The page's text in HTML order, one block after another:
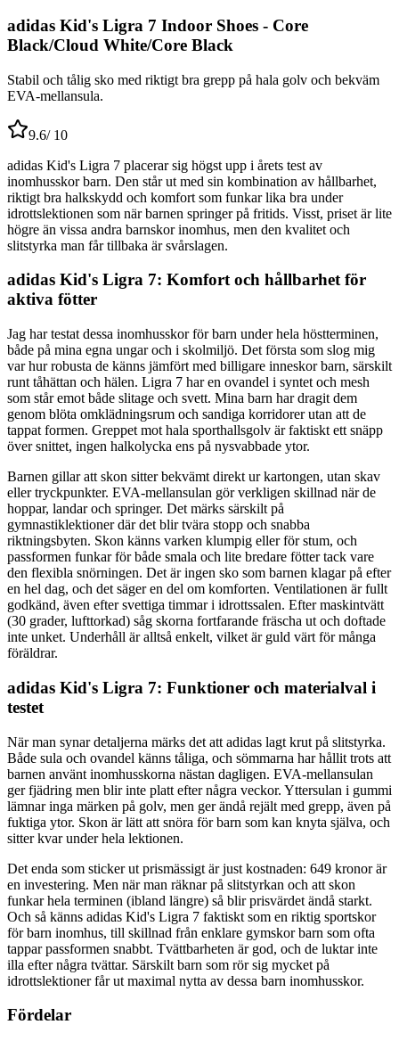
adidas Kid's Ligra 7 Indoor Shoes - Core
Black/Cloud White/Core Black
Stabil och tålig sko med riktigt bra grepp på hala golv och bekväm
EVA-mellansula.
9.6/ 10
adidas Kid's Ligra 7 placerar sig högst upp i årets test av
inomhusskor barn. Den står ut med sin kombination av hållbarhet,
riktigt bra halkskydd och komfort som funkar lika bra under
idrottslektionen som när barnen springer på fritids. Visst, priset är lite
högre än vissa andra barnskor inomhus, men den kvalitet och
slitstyrka man får tillbaka är svårslagen.
adidas Kid's Ligra 7: Komfort och hållbarhet för
aktiva fötter
Jag har testat dessa inomhusskor för barn under hela höstterminen,
både på mina egna ungar och i skolmiljö. Det första som slog mig
var hur robusta de känns jämfört med billigare inneskor barn, särskilt
runt tåhättan och hälen. Ligra 7 har en ovandel i syntet och mesh
som står emot både slitage och svett. Mina barn har dragit dem
genom blöta omklädningsrum och sandiga korridorer utan att de
tappat formen. Greppet mot hala sporthallsgolv är faktiskt ett snäpp
över snittet, ingen halkolycka ens på nysvabbade ytor.
Barnen gillar att skon sitter bekvämt direkt ur kartongen, utan skav
eller tryckpunkter. EVA-mellansulan gör verkligen skillnad när de
hoppar, landar och springer. Det märks särskilt på
gymnastiklektioner där det blir tvära stopp och snabba
riktningsbyten. Skon känns varken klumpig eller för stum, och
passformen funkar för både smala och lite bredare fötter tack vare
den flexibla snörningen. Det är ingen sko som barnen klagar på efter
en hel dag, och det säger en del om komforten. Ventilationen är fullt
godkänd, även efter svettiga timmar i idrottssalen. Efter maskintvätt
(30 grader, lufttorkad) såg skorna fortfarande fräscha ut och doftade
inte unket. Underhåll är alltså enkelt, vilket är guld värt för många
föräldrar.
adidas Kid's Ligra 7: Funktioner och materialval i
testet
När man synar detaljerna märks det att adidas lagt krut på slitstyrka.
Både sula och ovandel känns tåliga, och sömmarna har hållit trots att
barnen använt inomhusskorna nästan dagligen. EVA-mellansulan
ger fjädring men blir inte platt efter några veckor. Yttersulan i gummi
lämnar inga märken på golv, men ger ändå rejält med grepp, även på
fuktiga ytor. Skon är lätt att snöra för barn som kan knyta själva, och
sitter kvar under hela lektionen.
Det enda som sticker ut prismässigt är just kostnaden: 649 kronor är
en investering. Men när man räknar på slitstyrkan och att skon
funkar hela terminen (ibland längre) så blir prisvärdet ändå starkt.
Och så känns adidas Kid's Ligra 7 faktiskt som en riktig sportskor
för barn inomhus, till skillnad från enklare gymskor barn som ofta
tappar passformen snabbt. Tvättbarheten är god, och de luktar inte
illa efter några tvättar. Särskilt barn som rör sig mycket på
idrottslektioner får ut maximal nytta av dessa barn inomhusskor.
Fördelar